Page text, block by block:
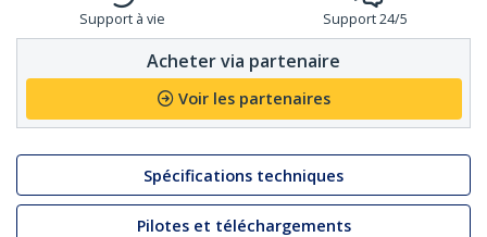
Support à vie Support 24/5
Acheter via partenaire
Voir les partenaires
Spécifications techniques
Pilotes et téléchargements